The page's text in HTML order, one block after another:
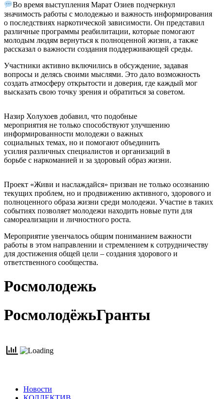
Во время выступления Марат Озиев подчеркнул
значимость работы с молодежью и важность информирования
о последствиях наркотической зависимости. Он представил
различные программы реабилитации, которые помогают
молодым людям вернуться к полноценной жизни, а также
рассказал о важности создания поддерживающей среды.
Участники активно включились в обсуждение, задавая
вопросы и делясь своими мыслями. Это дало возможность
создать атмосферу открытости и доверия, где каждый мог
высказать свою точку зрения и обратиться за советом.
Назир Холухоев добавил, что подобные
мероприятия не только способствуют улучшению
информированности молодежи о важных
социальных темах, но и помогают объединить
усилия различных специалистов и организаций в
борьбе с наркоманией и за здоровый образ жизни.
Проект «Живи и наслаждайся» призван не только осознанию
текущих проблем, но и продвижению активного, здорового и
полноценного образа жизни среди молодежи. Участие в таких
событиях позволяет молодежи находить новые пути для
самореализации и личностного роста.
Мероприятие увенчалось общим пониманием важности
работы в этом направлении и стремлением к сотрудничеству
для достижения общей цели – создания здорового и
ответственного сообщества.
Росмолодежь
РосмолодёжьГранты
Новости